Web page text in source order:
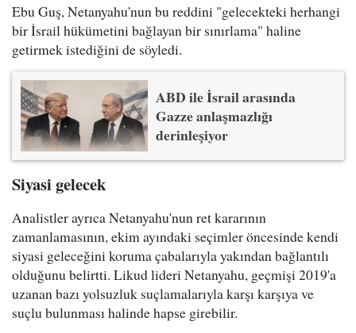
Ebu Guş, Netanyahu'nun bu reddini "gelecekteki herhangi
bir İsrail hükümetini bağlayan bir sınırlama" haline
getirmek istediğini de söyledi.
ABD ile İsrail arasında
Gazze anlaşmazlığı
derinleşiyor
Siyasi gelecek
Analistler ayrıca Netanyahu'nun ret kararının
zamanlamasının, ekim ayındaki seçimler öncesinde kendi
siyasi geleceğini koruma çabalarıyla yakından bağlantılı
olduğunu belirtti. Likud lideri Netanyahu, geçmişi 2019'a
uzanan bazı yolsuzluk suçlamalarıyla karşı karşıya ve
suçlu bulunması halinde hapse girebilir.